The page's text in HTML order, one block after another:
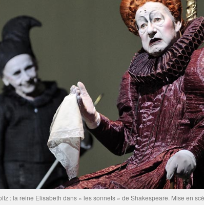
: la reine Elisabeth dans « les sonnets » de Shakespeare. Mise en